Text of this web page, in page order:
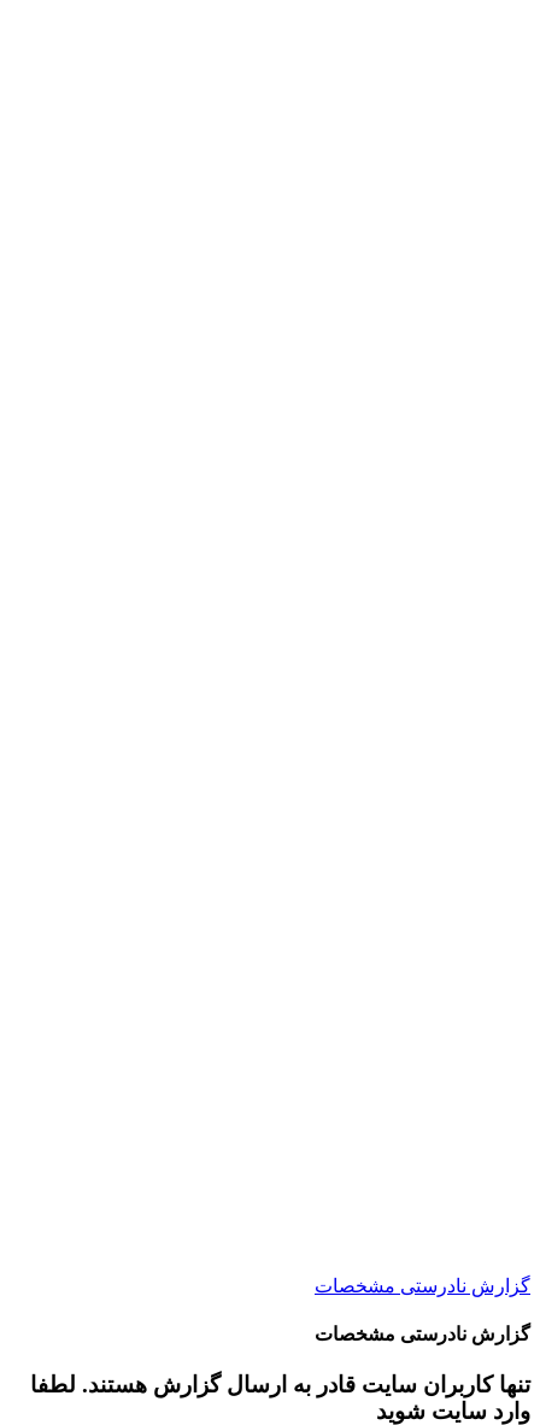
گزارش نادرستی مشخصات
گزارش نادرستی مشخصات
تنها کاربران سایت قادر به ارسال گزارش هستند. لطفا
وارد سایت شوید